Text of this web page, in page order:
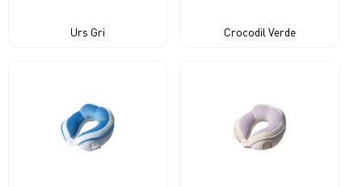
Urs Gri Crocodil Verde